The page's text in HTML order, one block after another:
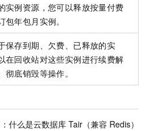
实例资源，您可以释放按量付费
包年包月实例。
保存到期、欠费、已释放的实
在回收站对这些实例进行续费解
彻底销毁等操作。
什么是云数据库 Tair（兼容 Redis）